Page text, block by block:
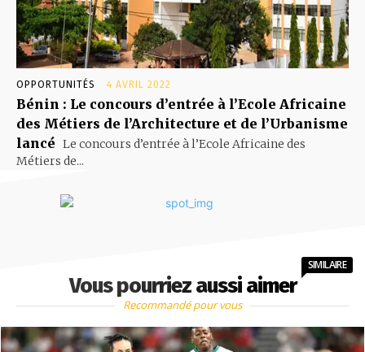
OPPORTUNITÉS 4 AVRIL 2022
Bénin : Le concours d’entrée à l’Ecole Africaine
des Métiers de l’Architecture et de l’Urbanisme
lancé Le concours d’entrée à l’Ecole Africaine des
Métiers de...
Vous pourriez aussi aimer
SIMILAIRE
Recommandé pour vous